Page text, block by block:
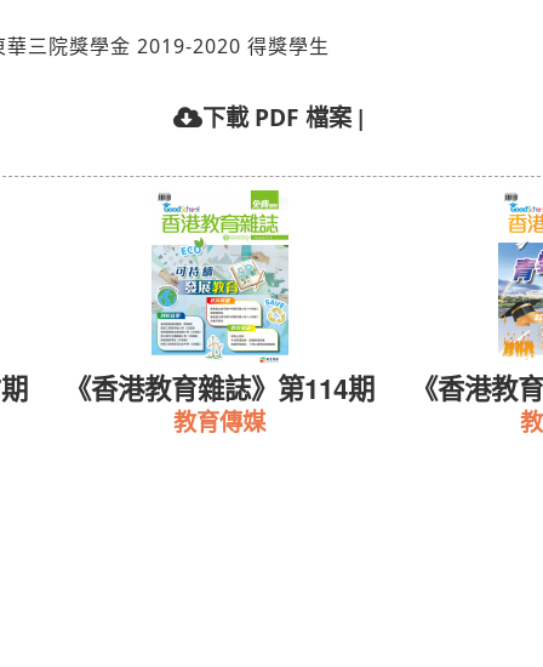
華三院獎學金 2019-2020 得獎學生
下載 PDF 檔案 |
《香港教育雜誌》第114期
教育傳媒
《香港教